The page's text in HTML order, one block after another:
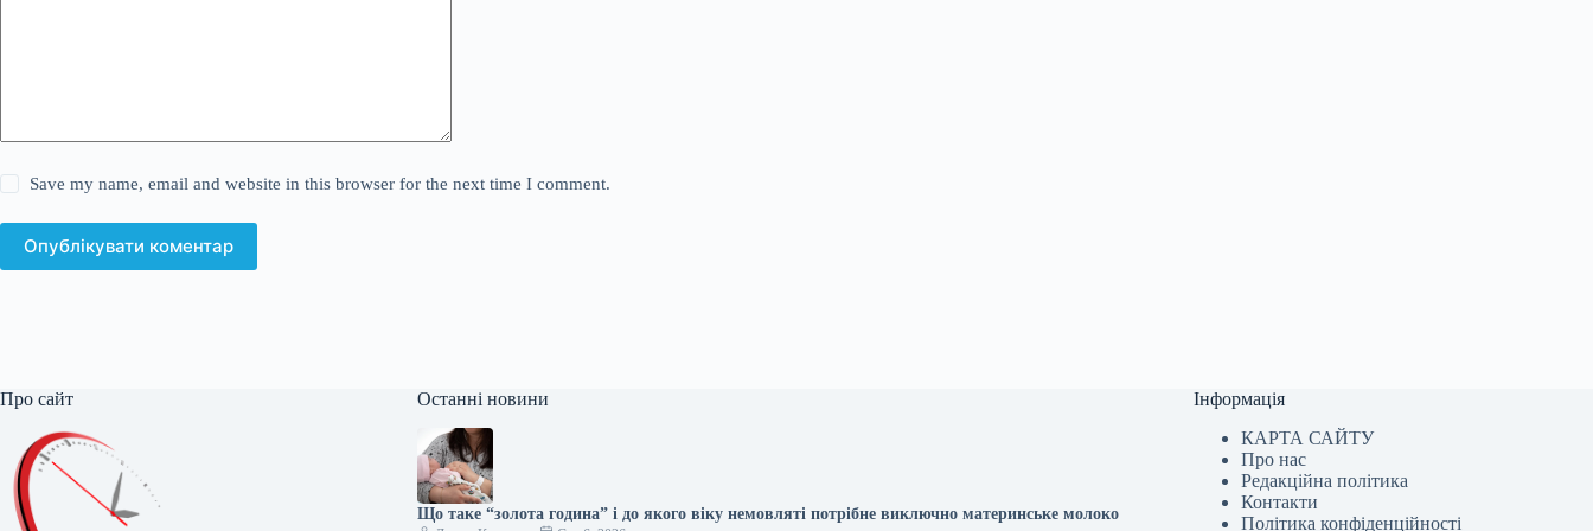
Save my name, email and website in this browser for the next time I comment.
Опублікувати коментар
Про сайт Останні новини
Що таке “золота година” і до якого віку немовляті потрібне виключно материнське молоко
Інформація
КАРТА САЙТУ
Про нас
Редакційна політика
Контакти
Політика конфіденційності